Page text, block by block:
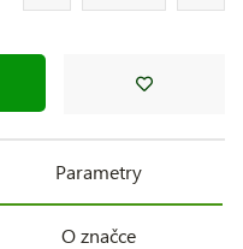
Parametry
O značce